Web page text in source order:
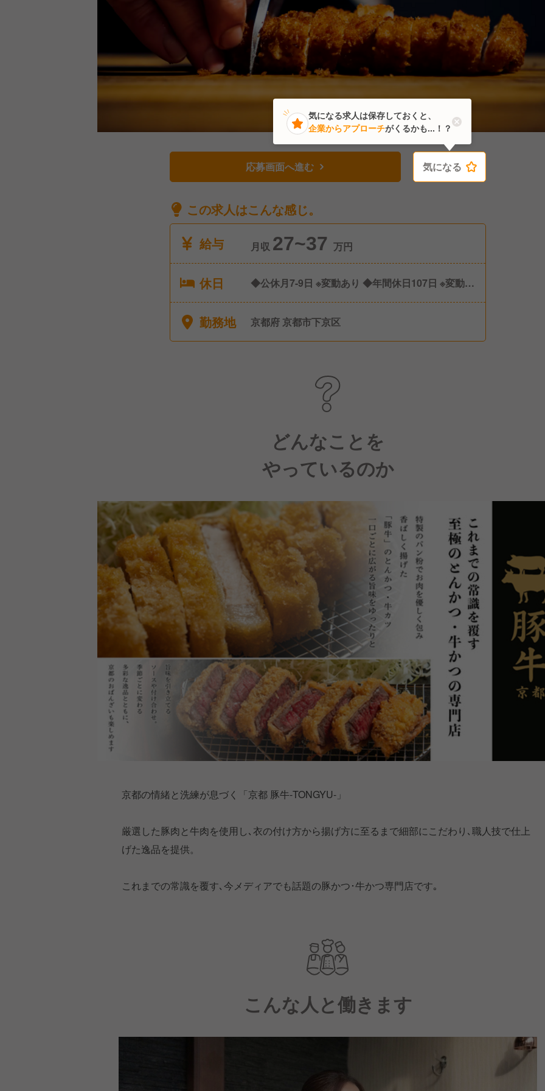
応募画面へ進む 気になる
この求人はこんな感じ。
給与
月収 27~37 万円
休日
◆公休月7-9日 ※変動あり ◆年間休日107日 ※変動あ
勤務地 京都府 京都市下京区
どんなことを
やっているのか
京都の情緒と洗練が息づく「京都 豚牛-TONGYU-」
厳選した豚肉と牛肉を使用し､衣の付け方から揚げ方に至るまで細部にこだわり､職人技で仕上
げた逸品を提供。
これまでの常識を覆す､今メディアでも話題の豚かつ･牛かつ専門店です｡
こんな人と働きます
気になる
気になる求人は保存しておくと、
企業からアプローチがくるかも...！？